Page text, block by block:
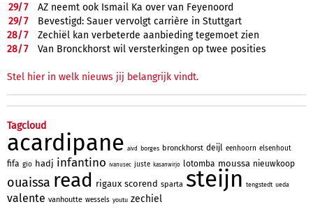
29/7
AZ neemt ook Ismail Ka over van Feyenoord
29/7
Bevestigd: Sauer vervolgt carrière in Stuttgart
28/7
Zechiël kan verbeterde aanbieding tegemoet zien
28/7 Van Bronckhorst wil versterkingen op twee posities
Stel hier in welk nieuws jij belangrijk vindt.
Tagcloud
acardipane aivd borges bronckhorst deijl eenhoorn elsenhout
fifa gio hadj infantino ivanusec juste kasanwirjo lotomba moussa nieuwkoop
ouaissa read rigaux scorend sparta steijn tengstedt ueda
valente vanhoutte wessels youtu zechiel